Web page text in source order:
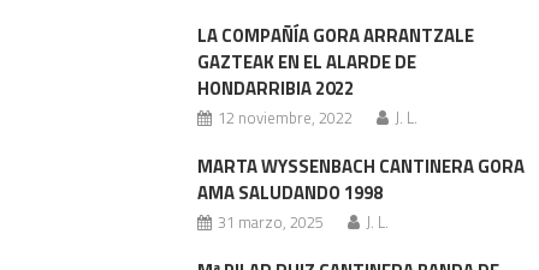
LA COMPAÑÍA GORA ARRANTZALE
GAZTEAK EN EL ALARDE DE
HONDARRIBIA 2022
12 noviembre, 2022 J. L.
MARTA WYSSENBACH CANTINERA GORA
AMA SALUDANDO 1998
31 marzo, 2025 J. L.